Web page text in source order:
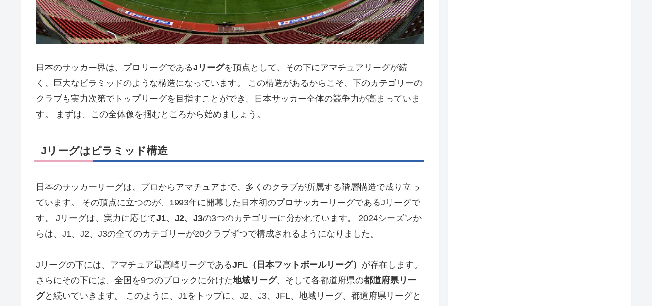
日本のサッカー界は、プロリーグであるJリーグを頂点として、その下にアマチュアリーグが続
く、巨大なピラミッドのような構造になっています。 この構造があるからこそ、下のカテゴリーの
クラブも実力次第でトップリーグを目指すことができ、日本サッカー全体の競争力が高まっていま
す。 まずは、この全体像を掴むところから始めましょう。
Jリーグはピラミッド構造
日本のサッカーリーグは、プロからアマチュアまで、多くのクラブが所属する階層構造で成り立っ
ています。 その頂点に立つのが、1993年に開幕した日本初のプロサッカーリーグであるJリーグで
す。 Jリーグは、実力に応じてJ1、J2、J3の3つのカテゴリーに分かれています。 2024シーズンか
らは、J1、J2、J3の全てのカテゴリーが20クラブずつで構成されるようになりました。
Jリーグの下には、アマチュア最高峰リーグであるJFL（日本フットボールリーグ） が存在します。
さらにその下には、全国を9つのブロックに分けた地域リーグ、そして各都道府県の都道府県リー
グと続いていきます。 このように、J1をトップに、J2、J3、JFL、地域リーグ、都道府県リーグと